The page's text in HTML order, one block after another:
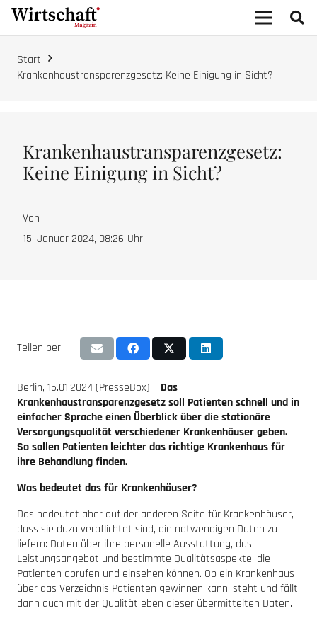
Start
Krankenhaustransparenzgesetz: Keine Einigung in Sicht?
Krankenhaustransparenzgesetz:
Keine Einigung in Sicht?
Von
15. Januar 2024, 08:26 Uhr
Teilen per:
Berlin, 15.01.2024 (PresseBox) – Das
Krankenhaustransparenzgesetz soll Patienten schnell und in
einfacher Sprache einen Überblick über die stationäre
Versorgungsqualität verschiedener Krankenhäuser geben.
So sollen Patienten leichter das richtige Krankenhaus für
ihre Behandlung finden.
Was bedeutet das für Krankenhäuser?
Das bedeutet aber auf der anderen Seite für Krankenhäuser,
dass sie dazu verpflichtet sind, die notwendigen Daten zu
liefern: Daten über ihre personelle Ausstattung, das
Leistungsangebot und bestimmte Qualitätsaspekte, die
Patienten abrufen und einsehen können. Ob ein Krankenhaus
über das Verzeichnis Patienten gewinnen kann, steht und fällt
dann auch mit der Qualität eben dieser übermittelten Daten.